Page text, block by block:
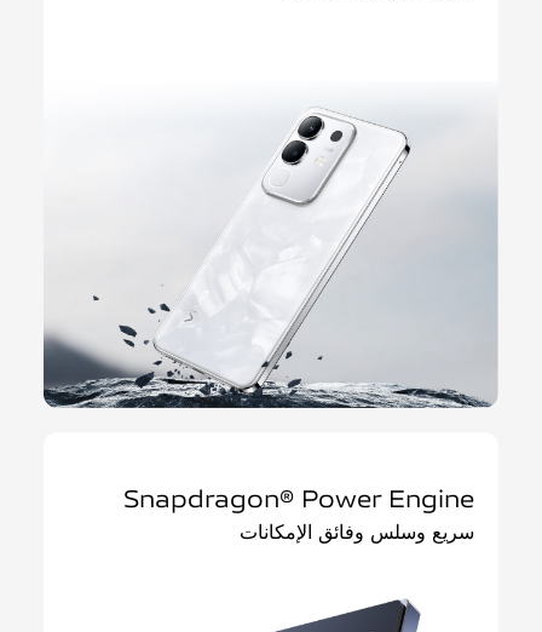
Snapdragon® Power Engine
سريع وسلس وفائق الإمكانات